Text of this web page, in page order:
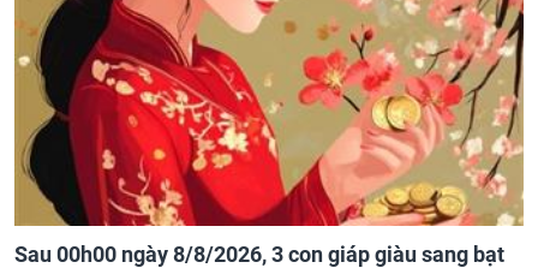
Sau 00h00 ngày 8/8/2026, 3 con giáp giàu sang bạt